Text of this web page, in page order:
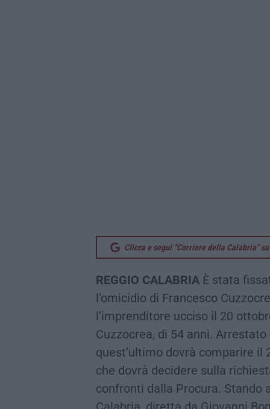
Clicca e segui “Corriere della Calabria”
REGGIO CALABRIA È stata
l’omicidio di Francesco
l’imprenditore ucciso il 20
Cuzzocrea, di 54 anni.
quest’ultimo dovrà comparire il
che dovrà decidere sulla
confronti dalla Procura. Stando